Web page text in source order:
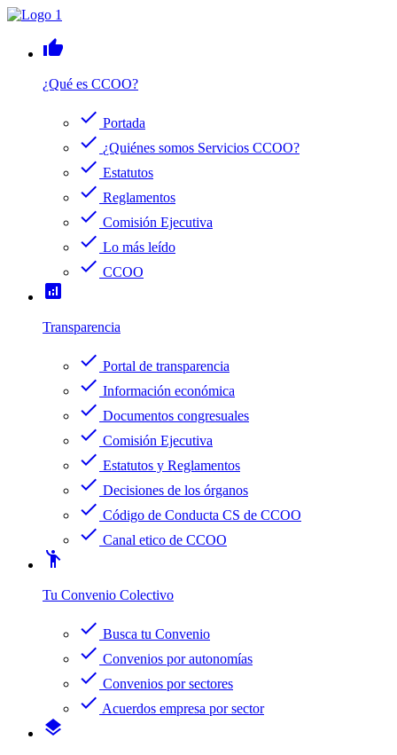
thumb_up
¿Qué es CCOO?
check Portada
check ¿Quiénes somos Servicios CCOO?
check Estatutos
check Reglamentos
check Comisión Ejecutiva
check Lo más leído
check CCOO
analytics
Transparencia
check Portal de transparencia
check Información económica
check Documentos congresuales
check Comisión Ejecutiva
check Estatutos y Reglamentos
check Decisiones de los órganos
check Código de Conducta CS de CCOO
check Canal etico de CCOO
emoji_people
Tu Convenio Colectivo
check Busca tu Convenio
check Convenios por autonomías
check Convenios por sectores
check Acuerdos empresa por sector
layers